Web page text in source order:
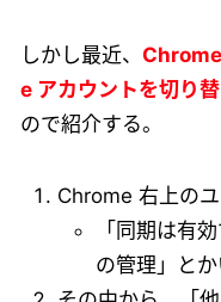
しかし最近、
e アカウントを切り
ので紹介する。
Chrome 右上の
「同期は有
の管理」と